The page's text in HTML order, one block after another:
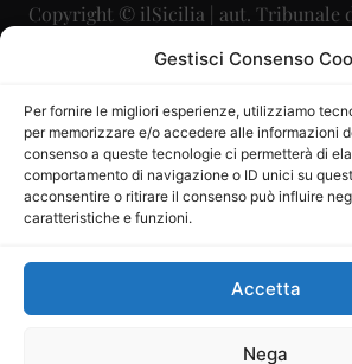
Gestisci Consenso
Per fornire le migliori esperienze, utilizziamo
per memorizzare e/o accedere alle informazioni
consenso a queste tecnologie ci permetterà di
comportamento di navigazione o ID unici su
acconsentire o ritirare il consenso può influire
caratteristiche e funzioni.
Accetta
Nega
Copyright © ilSicilia | aut. Tribunale
29/09/2015
Direttore Editoriale: Maurizio
Direttore Responsabile: Maria
P.IVA: 06334930820
Mercurio Comunicazione Società
iscritta al Registro degli Operatori di